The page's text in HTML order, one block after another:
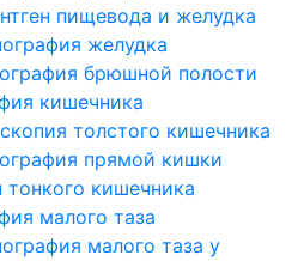
пищевода и желудка
желудка
брюшной полости
кишечника
толстого кишечника
прямой кишки
тонкого кишечника
малого таза
малого таза у